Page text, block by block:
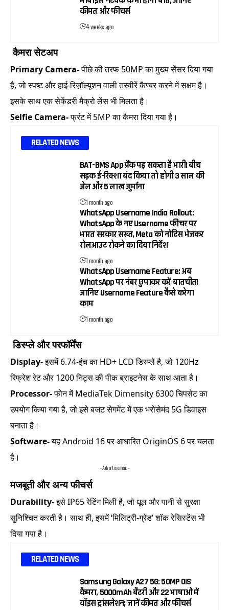
कीमत और फीचर्स
4 weeks ago
कैमरा सेटअप
Primary Camera-पीछे की तरफ 50MP का मुख्य सेंसर दिया गया
है, जो स्पष्ट और हाई-रिज़ॉल्यूशन वाली तस्वीरें कैप्चर करने में सक्षम है।
इसके साथ एक सेकेंडरी मैक्रो लेंस भी मिलता है।
Selfie Camera-फ्रंट में 5MP का कैमरा दिया गया है।
RELATED NEWS
BAT-BMS App प्रैंक पड़ सकता है भारी! बीच
सड़क ई-रिक्शा बंद किया तो होगी 3 साल की
जेल और ₹5 लाख जुर्माना
1 month ago
WhatsApp Username India Rollout:
WhatsApp के नए Username फीचर पर
भारत सरकार सख्त, Meta को नोटिस भेजकर
रोलआउट रोकने का दिया निर्देश
1 month ago
WhatsApp Username Feature: अब
WhatsApp पर नंबर छुपाकर करें बातचीत!
जानिए Username Feature कैसे करेगा
काम
1 month ago
डिस्प्ले और परफॉर्मेंस
Display-इसमें 6.74-इंच का HD+ LCD डिस्प्ले है, जो 120Hz
रिफ्रेश रेट और 1200 निट्स की पीक ब्राइटनेस के साथ आता है।
Processor-फोन में MediaTek Dimensity 6300 चिपसेट का
उपयोग किया गया है, जो इसे बजट सेगमेंट में एक भरोसेमंद 5G डिवाइस
बनाता है।
Software-यह Android 16 पर आधारित OriginOS 6 पर चलता
है।
- Advertisement -
मजबूती और अन्य फीचर्स
Durability-इसे IP65 रेटिंग मिली है, जो धूल और पानी से सुरक्षा
सुनिश्चित करती है। साथ ही, इसमें ‘मिलिट्री-ग्रेड’ शॉक रेसिस्टेंस भी
दिया गया है।
RELATED NEWS
Samsung Galaxy A27 5G: 50MP OIS
कैमरा, 5000mAh बैटरी और 22 भाषाओं में
वॉइस ट्रांसलेशन; जानें कीमत और फीचर्स